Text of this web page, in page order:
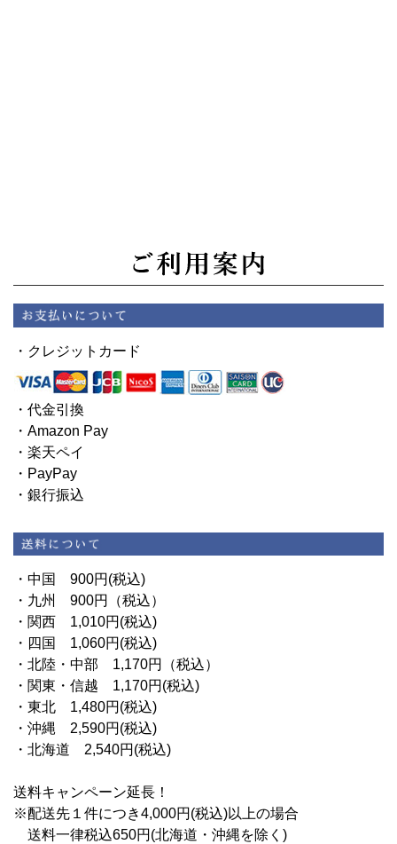
・クレジットカード
・代金引換
・Amazon Pay
・楽天ペイ
・PayPay
・銀行振込
・中国 900円(税込)
・九州 900円（税込）
・関西 1,010円(税込)
・四国 1,060円(税込)
・北陸・中部 1,170円（税込）
・関東・信越 1,170円(税込)
・東北 1,480円(税込)
・沖縄 2,590円(税込)
・北海道 2,540円(税込)
送料キャンペーン延長！
※配送先１件につき4,000円(税込)以上の場合
送料一律税込650円(北海道・沖縄を除く)